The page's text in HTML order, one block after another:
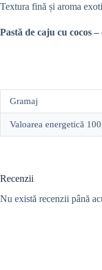
Textura fină și aroma
Pastă de caju cu cocos
Gramaj
Valoarea energetică
Recenzii
Nu există recenzii până